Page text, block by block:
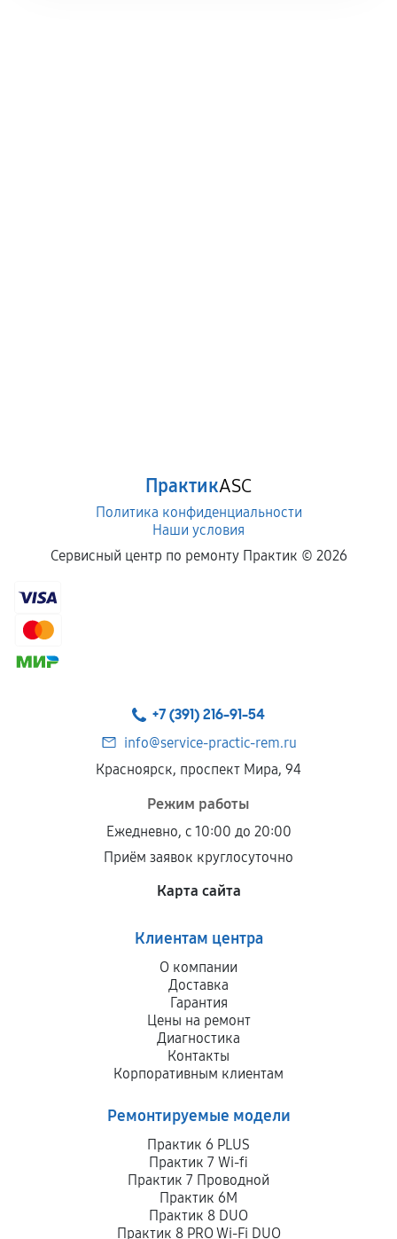
ПрактикASC
Политика конфиденциальности
Наши условия
Сервисный центр по ремонту Практик © 2026
+7 (391) 216-91-54
info@service-practic-rem.ru
Красноярск, проспект Мира, 94
Режим работы
Ежедневно, с 10:00 до 20:00
Приём заявок круглосуточно
Карта сайта
Клиентам центра
О компании
Доставка
Гарантия
Цены на ремонт
Диагностика
Контакты
Корпоративным клиентам
Ремонтируемые модели
Практик 6 PLUS
Практик 7 Wi-fi
Практик 7 Проводной
Практик 6M
Практик 8 DUO
Практик 8 PRO Wi-Fi DUO